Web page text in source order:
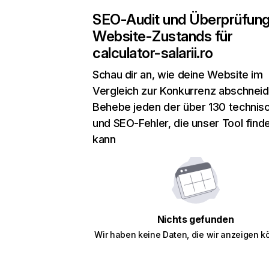
SEO-Audit und
Website-Zustands für
calculator-salarii.ro
Schau dir an, wie deine Website im
Vergleich zur Konkurrenz
Behebe jeden der über 130
und SEO-Fehler, die unser Tool
kann
Nichts gefunden
Wir haben keine Daten, die wir anzeigen